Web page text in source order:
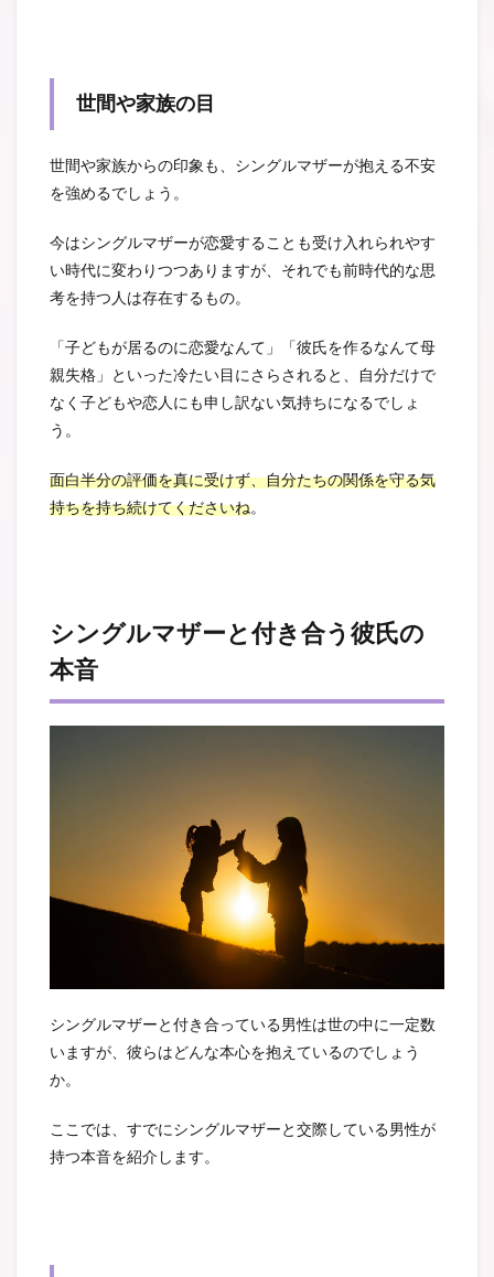
世間や家族の目
世間や家族からの印象も、シングルマザーが抱える不安
を強めるでしょう。
今はシングルマザーが恋愛することも受け入れられやす
い時代に変わりつつありますが、それでも前時代的な思
考を持つ人は存在するもの。
「子どもが居るのに恋愛なんて」「彼氏を作るなんて母
親失格」といった冷たい目にさらされると、自分だけで
なく子どもや恋人にも申し訳ない気持ちになるでしょ
う。
面白半分の評価を真に受けず、自分たちの関係を守る気
持ちを持ち続けてくださいね。
シングルマザーと付き合う彼氏の
本音
シングルマザーと付き合っている男性は世の中に一定数
いますが、彼らはどんな本心を抱えているのでしょう
か。
ここでは、すでにシングルマザーと交際している男性が
持つ本音を紹介します。